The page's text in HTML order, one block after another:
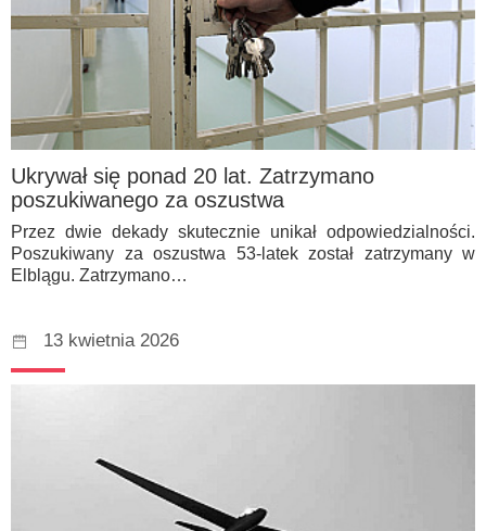
Ukrywał się ponad 20 lat. Zatrzymano
poszukiwanego za oszustwa
Przez dwie dekady skutecznie unikał odpowiedzialności.
Poszukiwany za oszustwa 53-latek został zatrzymany w
Elblągu. Zatrzymano…
13 kwietnia 2026